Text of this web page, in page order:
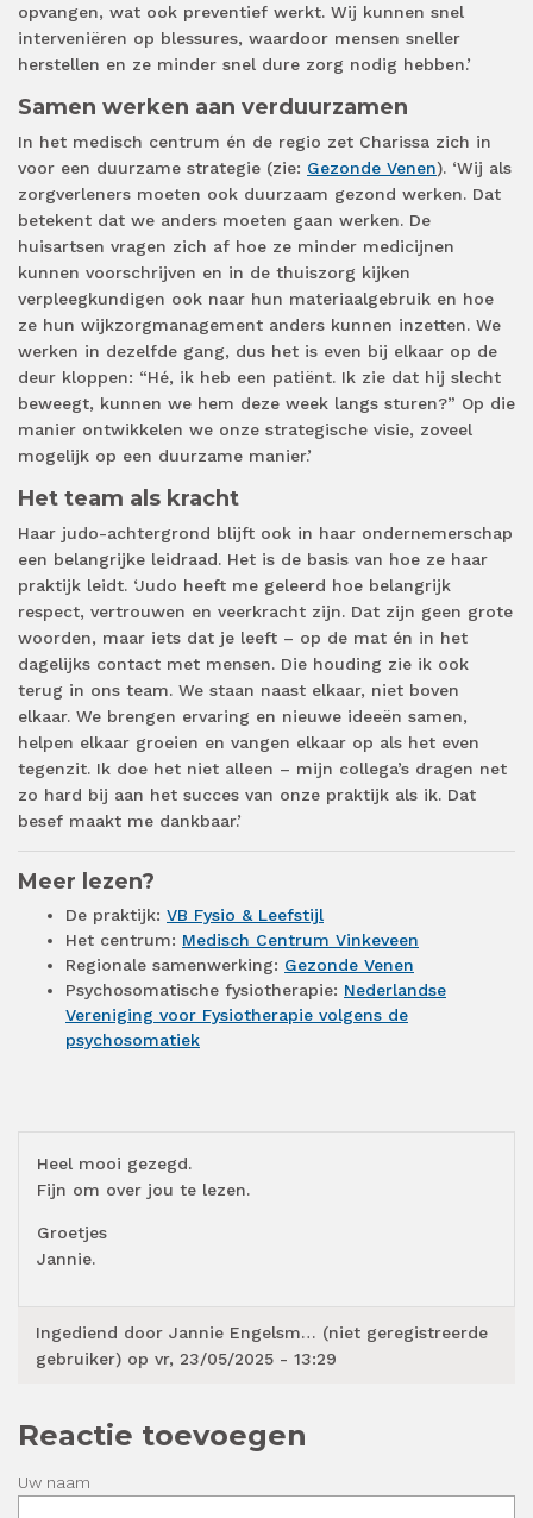
opvangen, wat ook preventief werkt. Wij kunnen snel
interveniëren op blessures, waardoor mensen sneller
herstellen en ze minder snel dure zorg nodig hebben.’
Samen werken aan verduurzamen
In het medisch centrum én de regio zet Charissa zich in
voor een duurzame strategie (zie: Gezonde Venen). ‘Wij als
zorgverleners moeten ook duurzaam gezond werken. Dat
betekent dat we anders moeten gaan werken. De
huisartsen vragen zich af hoe ze minder medicijnen
kunnen voorschrijven en in de thuiszorg kijken
verpleegkundigen ook naar hun materiaalgebruik en hoe
ze hun wijkzorgmanagement anders kunnen inzetten. We
werken in dezelfde gang, dus het is even bij elkaar op de
deur kloppen: “Hé, ik heb een patiënt. Ik zie dat hij slecht
beweegt, kunnen we hem deze week langs sturen?” Op die
manier ontwikkelen we onze strategische visie, zoveel
mogelijk op een duurzame manier.’
Het team als kracht
Haar judo-achtergrond blijft ook in haar ondernemerschap
een belangrijke leidraad. Het is de basis van hoe ze haar
praktijk leidt. ‘Judo heeft me geleerd hoe belangrijk
respect, vertrouwen en veerkracht zijn. Dat zijn geen grote
woorden, maar iets dat je leeft – op de mat én in het
dagelijks contact met mensen. Die houding zie ik ook
terug in ons team. We staan naast elkaar, niet boven
elkaar. We brengen ervaring en nieuwe ideeën samen,
helpen elkaar groeien en vangen elkaar op als het even
tegenzit. Ik doe het niet alleen – mijn collega’s dragen net
zo hard bij aan het succes van onze praktijk als ik. Dat
besef maakt me dankbaar.’
Meer lezen?
De praktijk: VB Fysio & Leefstijl
Het centrum: Medisch Centrum Vinkeveen
Regionale samenwerking: Gezonde Venen
Psychosomatische fysiotherapie: Nederlandse
Vereniging voor Fysiotherapie volgens de
psychosomatiek
Heel mooi gezegd.
Fijn om over jou te lezen.
Groetjes
Jannie.
Ingediend door Jannie Engelsm… (niet geregistreerde
gebruiker) op vr, 23/05/2025 - 13:29
Reactie toevoegen
Uw naam